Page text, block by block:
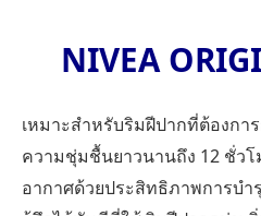
NIVEA
เหมาะสำหรับริมฝีปากที่ต้องกา
ความชุ่มชื้นยาวนานถึง 12 ชั่ว
อากาศด้วยประสิทธิภาพการบำ